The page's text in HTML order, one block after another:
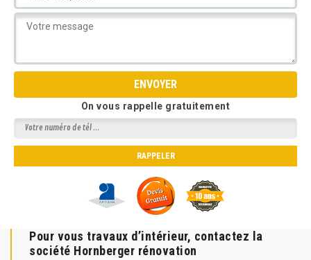
On vous rappelle gratuitement
Pour vous travaux d’intérieur, contactez la
société Hornberger rénovation